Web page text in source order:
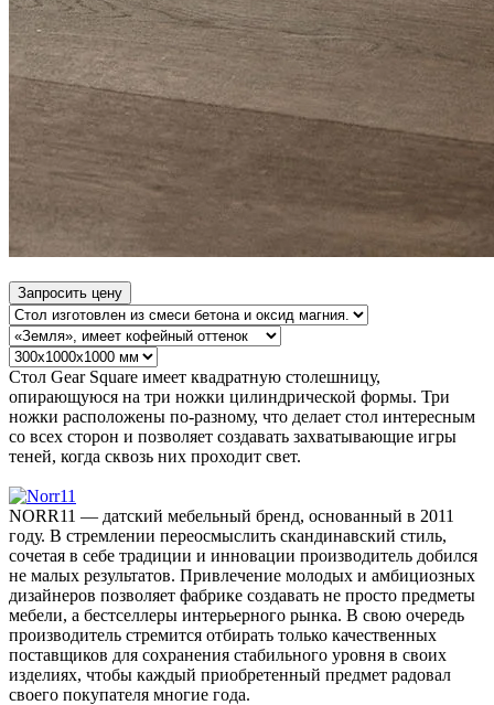
Запросить цену
Стол Gear Square имеет квадратную столешницу,
опирающуюся на три ножки цилиндрической формы. Три
ножки расположены по-разному, что делает стол интересным
со всех сторон и позволяет создавать захватывающие игры
теней, когда сквозь них проходит свет.
NORR11 — датский мебельный бренд, основанный в 2011
году. В стремлении переосмыслить скандинавский стиль,
сочетая в себе традиции и инновации производитель добился
не малых результатов. Привлечение молодых и амбициозных
дизайнеров позволяет фабрике создавать не просто предметы
мебели, а бестселлеры интерьерного рынка. В свою очередь
производитель стремится отбирать только качественных
поставщиков для сохранения стабильного уровня в своих
изделиях, чтобы каждый приобретенный предмет радовал
своего покупателя многие года.